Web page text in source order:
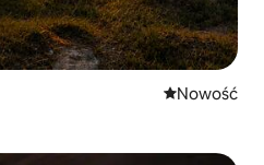
Nowe
Nowość